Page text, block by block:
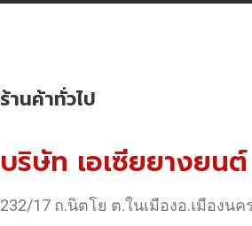
ร้านค้าทั่วไป
บริษัท เอเซียยางยน
232/17 ถ.นิตโย ต.ในเมืองอ.เมืองนค